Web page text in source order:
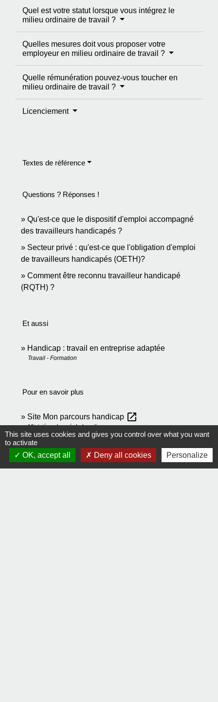
Quel est votre statut lorsque vous intégrez le
milieu ordinaire de travail ?
Quelles mesures doit vous proposer votre
employeur en milieu ordinaire de travail ?
Quelle rémunération pouvez-vous toucher en
milieu ordinaire de travail ?
Licenciement
Textes de référence
Questions ? Réponses !
Qu'est-ce que le dispositif d'emploi accompagné
des travailleurs handicapés ?
Secteur privé : qu'est-ce que l'obligation d'emploi
de travailleurs handicapés (OETH)?
Comment être reconnu travailleur handicapé
(RQTH) ?
Et aussi
Handicap : travail en entreprise adaptée
Travail - Formation
Pour en savoir plus
Site Mon parcours handicap open_in_new
Ministère chargé du handicap
Comment faire si...
This site uses cookies and gives you control over what you want
to activate
OK, accept all
Deny all cookies Personalize